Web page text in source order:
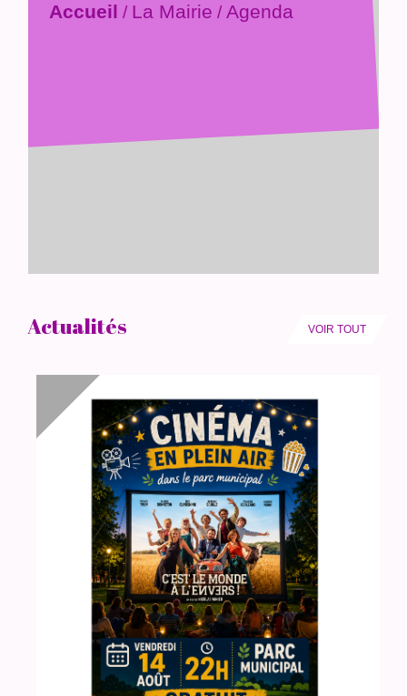
Accueil / La Mairie / Agenda
Actualités VOIR TOUT